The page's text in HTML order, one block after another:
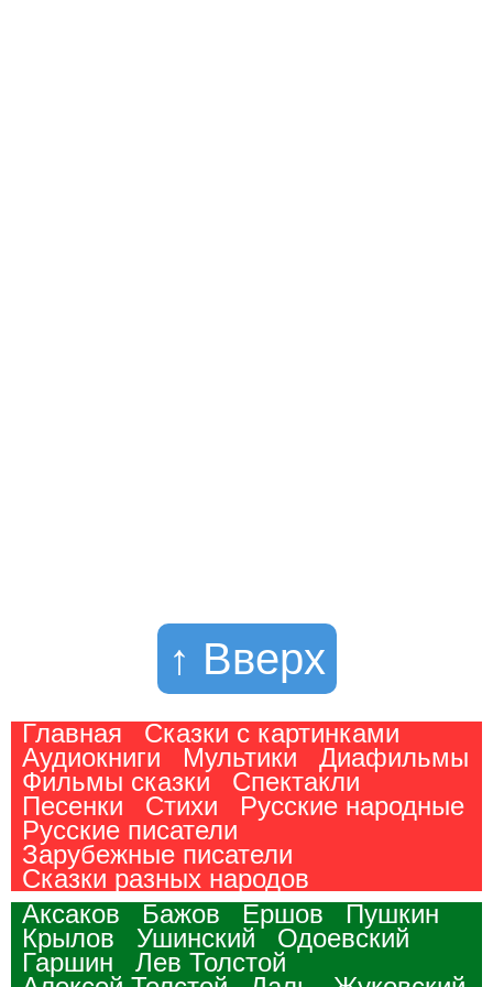
↑ Вверх
Главная
Сказки с картинками
Аудиокниги
Мультики
Диафильмы
Фильмы сказки
Спектакли
Песенки
Стихи
Русские народные
Русские писатели
Зарубежные писатели
Сказки разных народов
Аксаков
Бажов Ершов
Пушкин
Крылов
Ушинский
Одоевский
Гаршин
Лев Толстой